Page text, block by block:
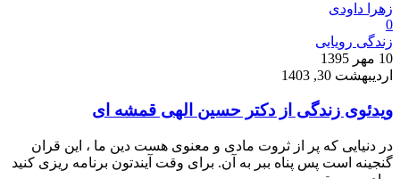
زهرا داودی
0
زندگی رویایی
10 مهر 1395
اردیبهشت 30, 1403
ویدئوی زندگی از دکتر حسین الهی قمشه ای
در دنیایی که پر از ثروت مادی و معنوی هست دین ما ، این قران
گنجینه است پس پناه ببر به آن. برای وقت آیندتون برنامه ریزی کنید